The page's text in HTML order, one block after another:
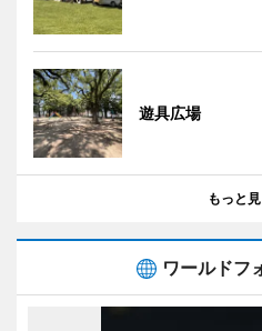
遊具広場
もっと
ワールドフ